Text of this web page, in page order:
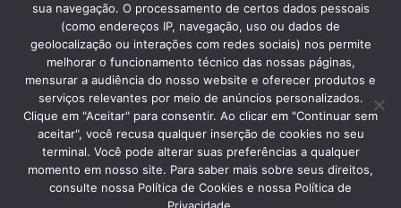
Imprensa
Ouvidoria
Dúvidas gerais
© 2026 - Faculdade de Ciências Médicas da Santa Casa de São
Paulo - Todos os direitos reservados.
Política de Privacidade e Cookies
sua navegação. O processamento de certos dados pessoais
(como endereços IP, navegação, uso ou dados de
geolocalização ou interações com redes sociais) nos permite
melhorar o funcionamento técnico das nossas páginas,
mensurar a audiência do nosso website e oferecer produtos e
serviços relevantes por meio de anúncios personalizados.
Clique em "Aceitar" para consentir. Ao clicar em "Continuar sem
aceitar", você recusa qualquer inserção de cookies no seu
terminal. Você pode alterar suas preferências a qualquer
momento em nosso site. Para saber mais sobre seus direitos,
consulte nossa Política de Cookies e nossa Política de